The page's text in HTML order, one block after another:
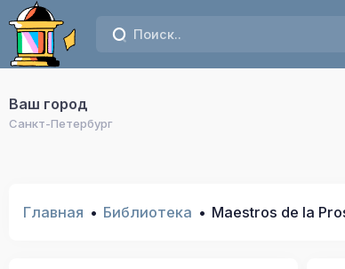
Ваш город
Санкт-Петербург
Главная Библиотека Maestros de la